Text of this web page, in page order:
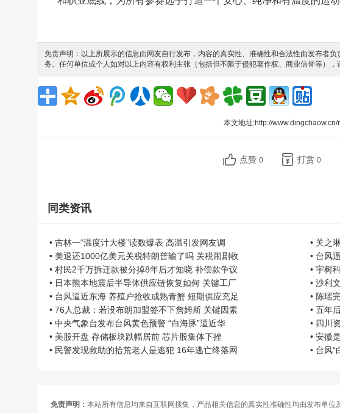
免责声明：以上所展示的信息由网友自行发布，内容的真实性、准确性和合法性由发布者
务。任何单位或个人如对以上内容有权利主张（包括但不限于侵犯著作权、商业信誉等）
本文地址:http://
点赞 0 打赏 0
同类资讯
• 吉林一“温度计大楼”读数爆表 高温引发网友调
• 关之
• 美退还1000亿美元关税特朗普输了吗 关税闹剧收
• 台风
• 村民2千万拆迁款被分掉8年后才知晓 补偿款争议
• 宇树
• 日本熊本地震后半导体供应链恢复如何 关键工厂
• 沙利
• 台风逼近东海 养殖户抢收成熟青蟹 短期供应充足
• 陈瑶
• 76人总裁：若没布朗加盟签不下詹姆斯 关键因素
• 五年
• 中央气象台发布台风黄色预警 “白海豚”逼近华
• 四川
• 美股开盘 存储板块跌幅居前 芯片股集体下挫
• 安徽
• 民警发现救助的拾荒老人是逃犯 16年逃亡终落网
• 台风
免责声明： 本站所有信息均来自互联网搜集，产品相关信息的真实性准确性均由发布单